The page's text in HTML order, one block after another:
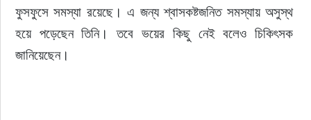
ফুসফুসে সমস্যা রয়েছে। এ জন্য শ্বাসকষ্টজনিত সমস্যায় অসুস্থ
হয়ে পড়েছেন তিনি। তবে ভয়ের কিছু নেই বলেও চিকিৎসক
জানিয়েছেন।